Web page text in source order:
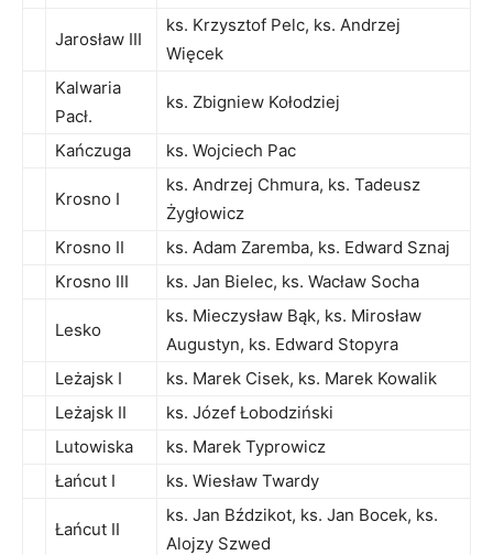
Jarosław III
ks. Krzysztof Pelc, ks. Andrzej
Więcek
Kalwaria
Pacł.
ks. Zbigniew Kołodziej
Kańczuga ks. Wojciech Pac
Krosno I
ks. Andrzej Chmura, ks. Tadeusz
Żygłowicz
Krosno II
ks. Adam Zaremba, ks. Edward Sznaj
Krosno III
ks. Jan Bielec, ks. Wacław Socha
Lesko
ks. Mieczysław Bąk, ks. Mirosław
Augustyn, ks. Edward Stopyra
Leżajsk I
ks. Marek Cisek, ks. Marek Kowalik
Leżajsk II
ks. Józef Łobodziński
Lutowiska
ks. Marek Typrowicz
Łańcut I
ks. Wiesław Twardy
Łańcut II
ks. Jan Bździkot, ks. Jan Bocek, ks.
Alojzy Szwed